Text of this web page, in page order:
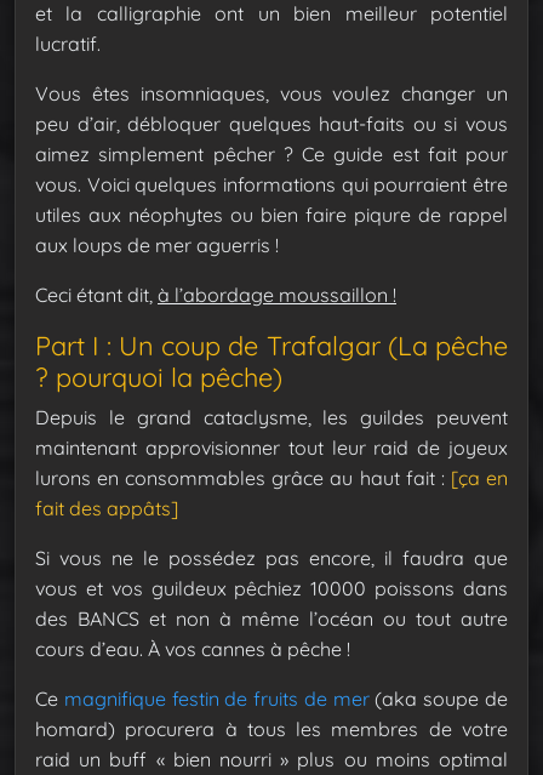
et la calligraphie ont un bien meilleur potentiel
lucratif.
Vous êtes insomniaques, vous voulez changer un
peu d’air, débloquer quelques haut-faits ou si vous
aimez simplement pêcher ? Ce guide est fait pour
vous. Voici quelques informations qui pourraient être
utiles aux néophytes ou bien faire piqure de rappel
aux loups de mer aguerris !
Ceci étant dit, à l’abordage moussaillon !
Part I : Un coup de Trafalgar (La pêche
? pourquoi la pêche)
Depuis le grand cataclysme, les guildes peuvent
maintenant approvisionner tout leur raid de joyeux
lurons en consommables grâce au haut fait : [ça en
fait des appâts]
Si vous ne le possédez pas encore, il faudra que
vous et vos guildeux pêchiez 10000 poissons dans
des BANCS et non à même l’océan ou tout autre
cours d’eau. À vos cannes à pêche !
Ce magnifique festin de fruits de mer(aka soupe de
homard) procurera à tous les membres de votre
raid un buff « bien nourri » plus ou moins optimal